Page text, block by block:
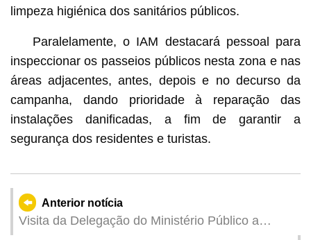
limpeza higiénica dos sanitários públicos.
Paralelamente, o IAM destacará pessoal para
inspeccionar os passeios públicos nesta zona e nas
áreas adjacentes, antes, depois e no decurso da
campanha, dando prioridade à reparação das
instalações danificadas, a fim de garantir a
segurança dos residentes e turistas.
Anterior notícia
Visita da Delegação do Ministério Público a